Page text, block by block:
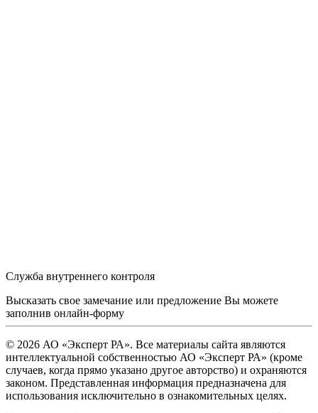
Служба внутреннего контроля
Высказать свое замечание или предложение Вы можете
заполнив онлайн-форму
© 2026 АО «Эксперт РА». Все материалы сайта являются
интеллектуальной собственностью АО «Эксперт РА» (кроме
случаев, когда прямо указано другое авторство) и охраняются
законом. Представленная информация предназначена для
использования исключительно в ознакомительных целях.